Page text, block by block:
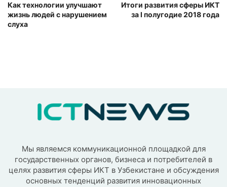
Как технологии улучшают
жизнь людей с нарушением
слуха
Итоги развития сферы ИКТ
за I полугодие 2018 года
Мы являемся коммуникационной площадкой для
государственных органов, бизнеса и потребителей в
целях развития сферы ИКТ в Узбекистане и обсуждения
основных тенденций развития инновационных